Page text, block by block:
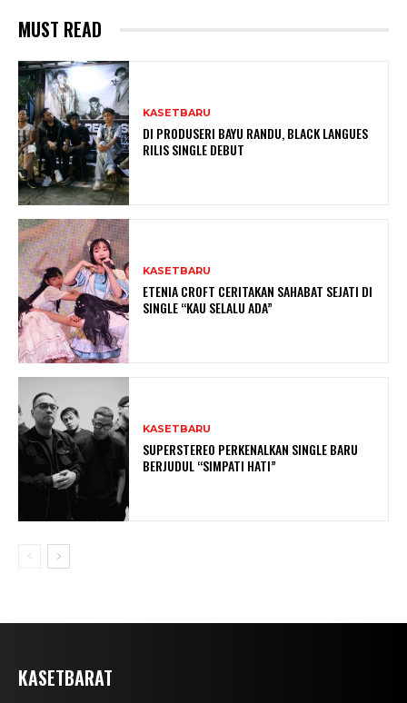
MUST READ
KASETBARU
DI PRODUSERI BAYU RANDU, BLACK LANGUES
RILIS SINGLE DEBUT
KASETBARU
ETENIA CROFT CERITAKAN SAHABAT SEJATI DI
SINGLE “KAU SELALU ADA”
KASETBARU
SUPERSTEREO PERKENALKAN SINGLE BARU
BERJUDUL “SIMPATI HATI”
KASETBARAT